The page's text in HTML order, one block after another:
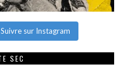
Suivre sur Instagram
SEC